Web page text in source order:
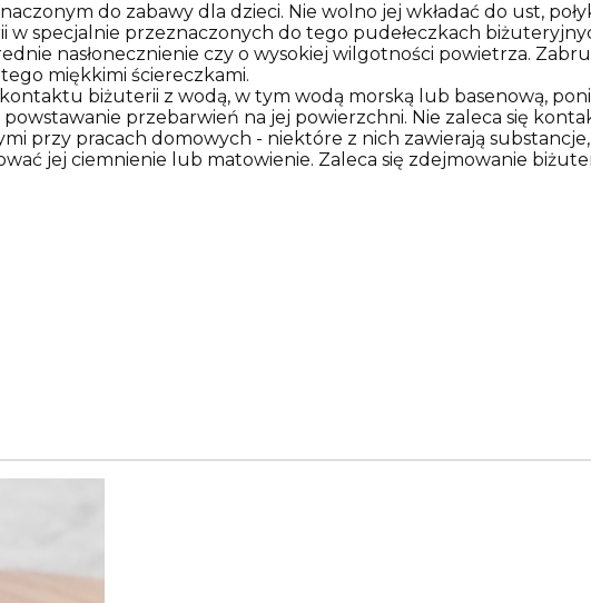
do zabawy dla dzieci. Nie wolno jej wkładać do ust,
w specjalnie przeznaczonych do tego pudełeczkach
nasłonecznienie czy o wysokiej wilgotności powietrza.
miękkimi ściereczkami.
biżuterii z wodą, w tym wodą morską lub basenową,
przebarwień na jej powierzchni. Nie zaleca się
przy pracach domowych - niektóre z nich zawierają
jej ciemnienie lub matowienie. Zaleca się zdejmowanie